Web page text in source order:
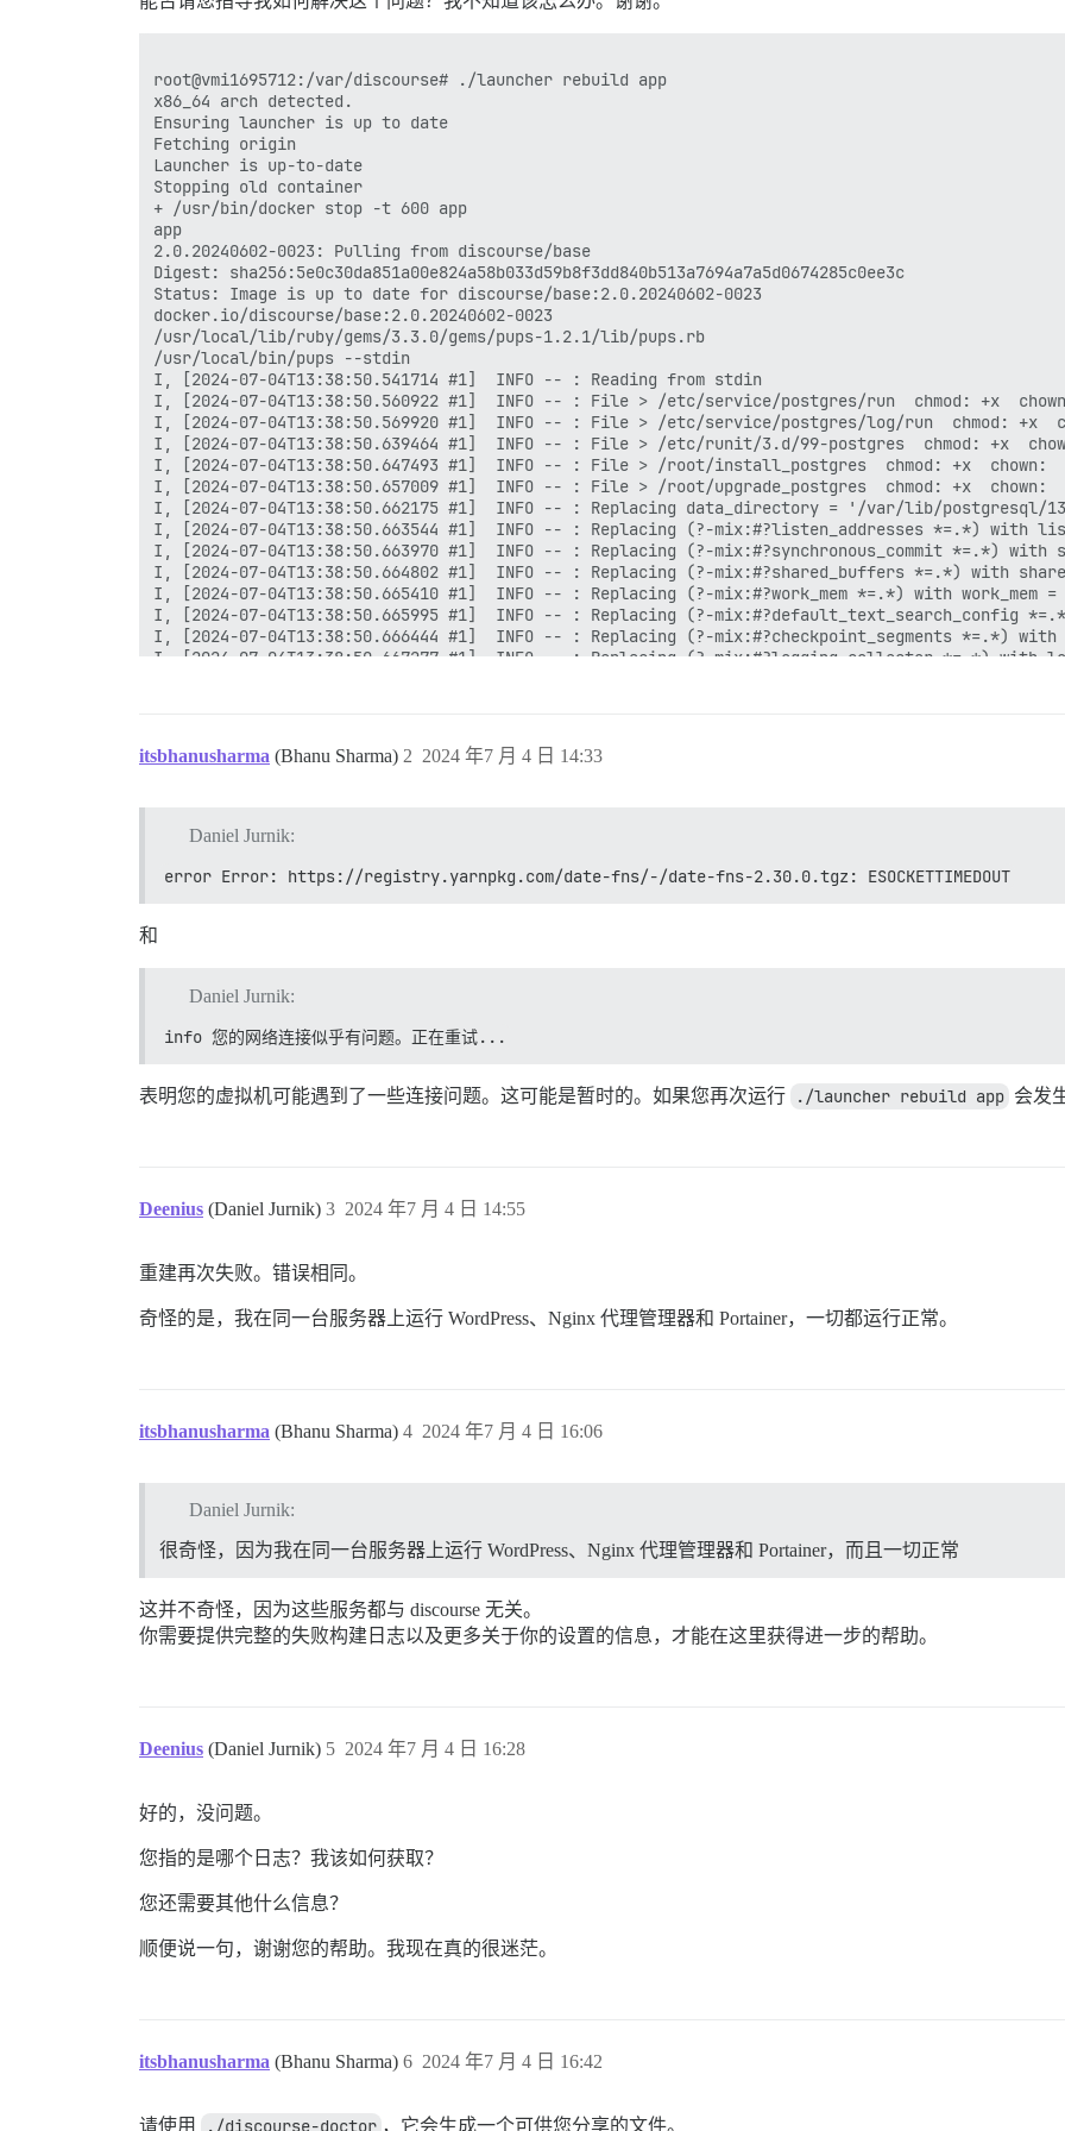
itsbhanusharma (Bhanu Sharma) 2024 年7 月 4 日 14:33
2
Daniel Jurnik:
error Error: https://registry.yarnpkg.com/date-fns/-/date-fns-2.30.0.tgz: ESOCKETTIMEDOUT
和
Daniel Jurnik:
info 您的网络连接似乎有问题。正在重试...
表明您的虚拟机可能遇到了一些连接问题。这可能是暂时的。如果您再次运行 ./launcher rebuild app 会发
Deenius (Daniel Jurnik) 2024 年7 月 4 日 14:55
3
重建再次失败。错误相同。
奇怪的是，我在同一台服务器上运行 WordPress、Nginx 代理管理器和 Portainer，一切都运行正常。
itsbhanusharma (Bhanu Sharma) 2024 年7 月 4 日 16:06
4
Daniel Jurnik:
很奇怪，因为我在同一台服务器上运行 WordPress、Nginx 代理管理器和 Portainer，而且一切正常
这并不奇怪，因为这些服务都与 discourse 无关。
你需要提供完整的失败构建日志以及更多关于你的设置的信息，才能在这里获得进一步的帮助。
Deenius (Daniel Jurnik) 2024 年7 月 4 日 16:28
5
好的，没问题。
您指的是哪个日志？我该如何获取？
您还需要其他什么信息？
顺便说一句，谢谢您的帮助。我现在真的很迷茫。
itsbhanusharma (Bhanu Sharma) 2024 年7 月 4 日 16:42
6
请使用 ./discourse-doctor ，它会生成一个可供您分享的文件。